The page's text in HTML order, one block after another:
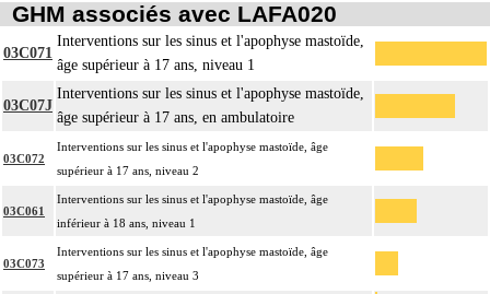
GHM associés avec LAFA020
03C071
Interventions sur les sinus et l'apophyse mastoïde,
âge supérieur à 17 ans, niveau 1
03C07J
Interventions sur les sinus et l'apophyse mastoïde,
âge supérieur à 17 ans, en ambulatoire
03C072
Interventions sur les sinus et l'apophyse mastoïde, âge
supérieur à 17 ans, niveau 2
03C061
Interventions sur les sinus et l'apophyse mastoïde, âge
inférieur à 18 ans, niveau 1
03C073
Interventions sur les sinus et l'apophyse mastoïde, âge
supérieur à 17 ans, niveau 3